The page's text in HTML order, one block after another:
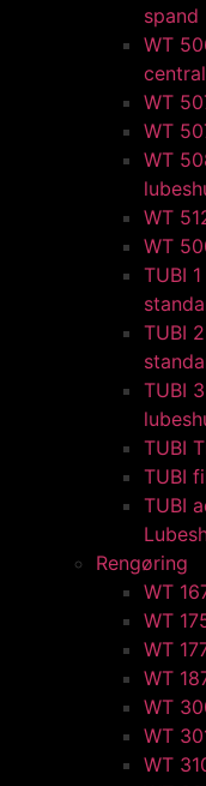
spand
WT
WT
WT
WT
WT
WT
TUBI
TUBI
TUBI
TUBI
TUBI
TUBI
Rengøring
WT
WT
WT
WT
WT
WT
WT